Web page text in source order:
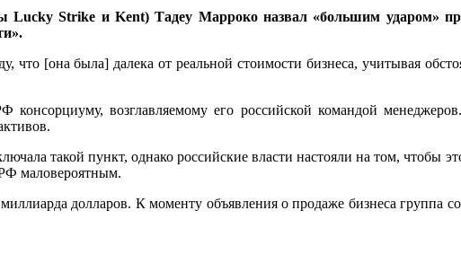
Lucky Strike и Kent) Тадеу Марроко назвал «большим ударом»
что [она была] далека от реальной стоимости бизнеса, учитывая
консорциуму, возглавляемому его российской командой
такой пункт, однако российские власти настояли на том, чтобы
маловероятным.
долларов. К моменту объявления о продаже бизнеса группа